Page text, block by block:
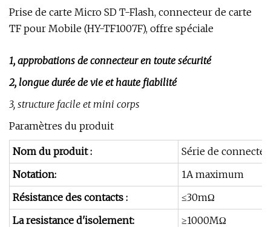
Prise de carte Micro SD T-Flash, connecteur de carte
TF pour Mobile (HY-TF1007F), offre spéciale
1, approbations de connecteur en toute sécurité
2, longue durée de vie et haute fiabilité
3, structure facile et mini corps
Paramètres du produit
Nom du produit :
Série de
Notation:
1A maximum
Résistance des contacts :
≤30mΩ
La resistance d'isolement:
≥1000MΩ